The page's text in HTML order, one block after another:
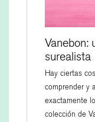
Vanebon:
surealista
Hay ciertas
comprender y
exactamente
colección de